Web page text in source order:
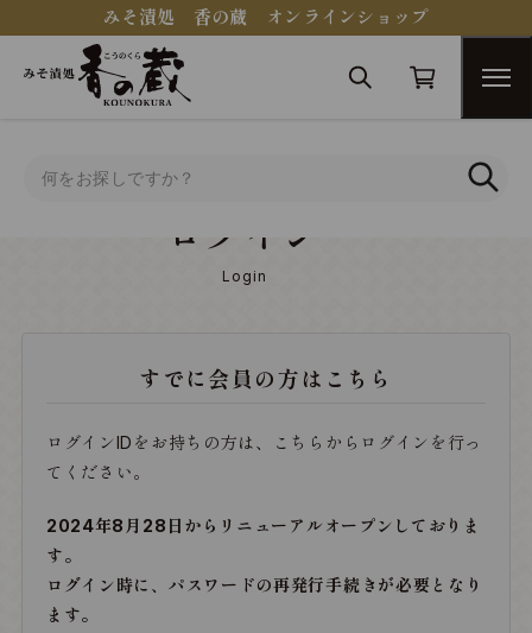
みそ漬処 香の蔵 オンラインショップ
ログイン
Login
すでに会員の方はこちら
ログインIDをお持ちの方は、こちらからログインを行っ
てください。
2024年8月28日からリニューアルオープンしておりま
す。
ログイン時に、パスワードの再発行手続きが必要となり
ます。